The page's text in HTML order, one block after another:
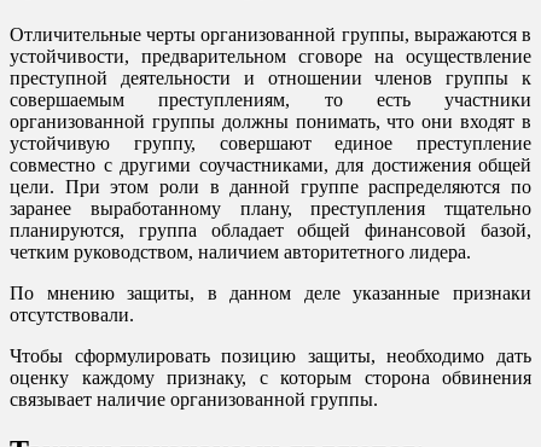
Отличительные черты организованной группы, выражаются в
устойчивости, предварительном сговоре на осуществление
преступной деятельности и отношении членов группы к
совершаемым преступлениям, то есть участники
организованной группы должны понимать, что они входят в
устойчивую группу, совершают единое преступление
совместно с другими соучастниками, для достижения общей
цели. При этом роли в данной группе распределяются по
заранее выработанному плану, преступления тщательно
планируются, группа обладает общей финансовой базой,
четким руководством, наличием авторитетного лидера.
По мнению защиты, в данном деле указанные признаки
отсутствовали.
Чтобы сформулировать позицию защиты, необходимо дать
оценку каждому признаку, с которым сторона обвинения
связывает наличие организованной группы.